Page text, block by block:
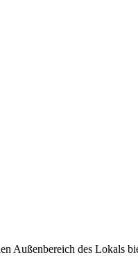
Außenbereich des Lokals